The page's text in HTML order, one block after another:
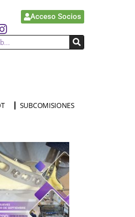
Acceso Socios
SUBCOMISIONES